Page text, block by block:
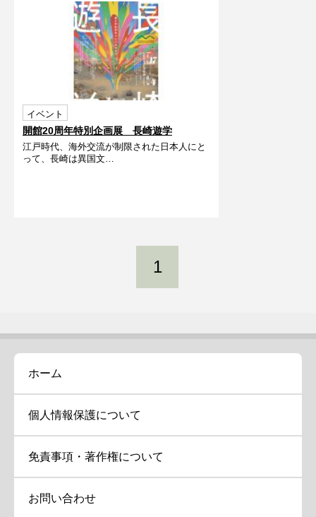
イベント
開館20周年特別企画展 長崎遊学
江戸時代、海外交流が制限された日本人にと
って、長崎は異国文…
1
ホーム
個人情報保護について
免責事項・著作権について
お問い合わせ